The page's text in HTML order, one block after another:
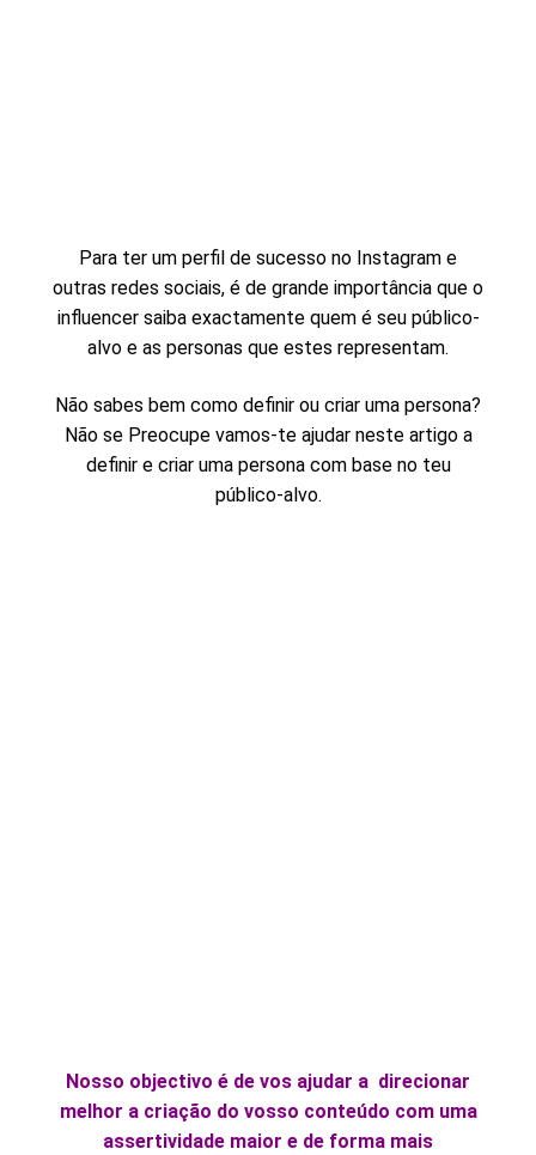
Para ter um perfil de sucesso no Instagram e
outras redes sociais, é de grande importância que o
influencersaiba exactamente quem é seu público-
alvo e as personas que estes representam.
Não sabes bem como definir ou criar uma persona?
Não se Preocupe vamos-teajudar neste artigo a
definir e criar uma persona com base no teu
público-alvo.
Nosso objectivo é de vos ajudar a direcionar
melhor a criação do vosso conteúdo com uma
assertividade maior e de forma mais